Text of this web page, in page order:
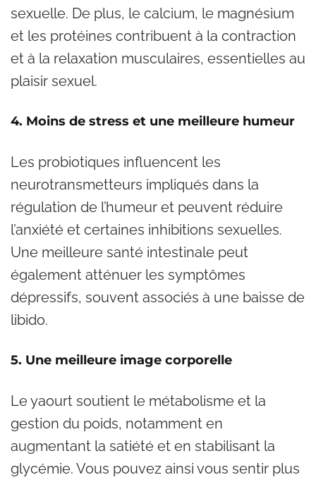
sexuelle. De plus, le calcium, le magnésium
et les protéines contribuent à la contraction
et à la relaxation musculaires, essentielles au
plaisir sexuel.
4. Moins de stress et une meilleure humeur
Les probiotiques influencent les
neurotransmetteurs impliqués dans la
régulation de l’humeur et peuvent réduire
l’anxiété et certaines inhibitions sexuelles.
Une meilleure santé intestinale peut
également atténuer les symptômes
dépressifs, souvent associés à une baisse de
libido.
5. Une meilleure image corporelle
Le yaourt soutient le métabolisme et la
gestion du poids, notamment en
augmentant la satiété et en stabilisant la
glycémie. Vous pouvez ainsi vous sentir plus